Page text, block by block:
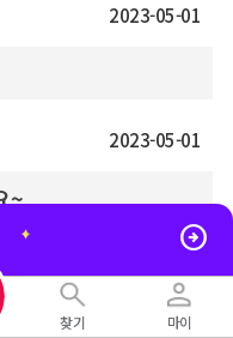

2023-05-01
2023-05-01
~
서 현명한 소비 하고
2023-05-01
찾기 마이